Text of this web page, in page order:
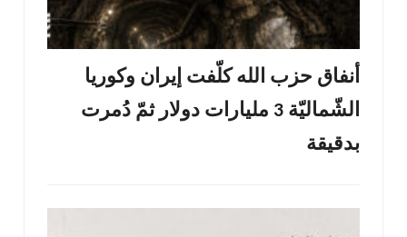
أنفاق حزب الله كلّفت إيران وكوريا
الشّماليّة 3 مليارات دولار ثمّ دُمرت
بدقيقة